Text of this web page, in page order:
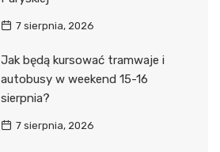
7 sierpnia, 2026
Jak będą kursować tramwaje i
autobusy w weekend 15-16
sierpnia?
7 sierpnia, 2026